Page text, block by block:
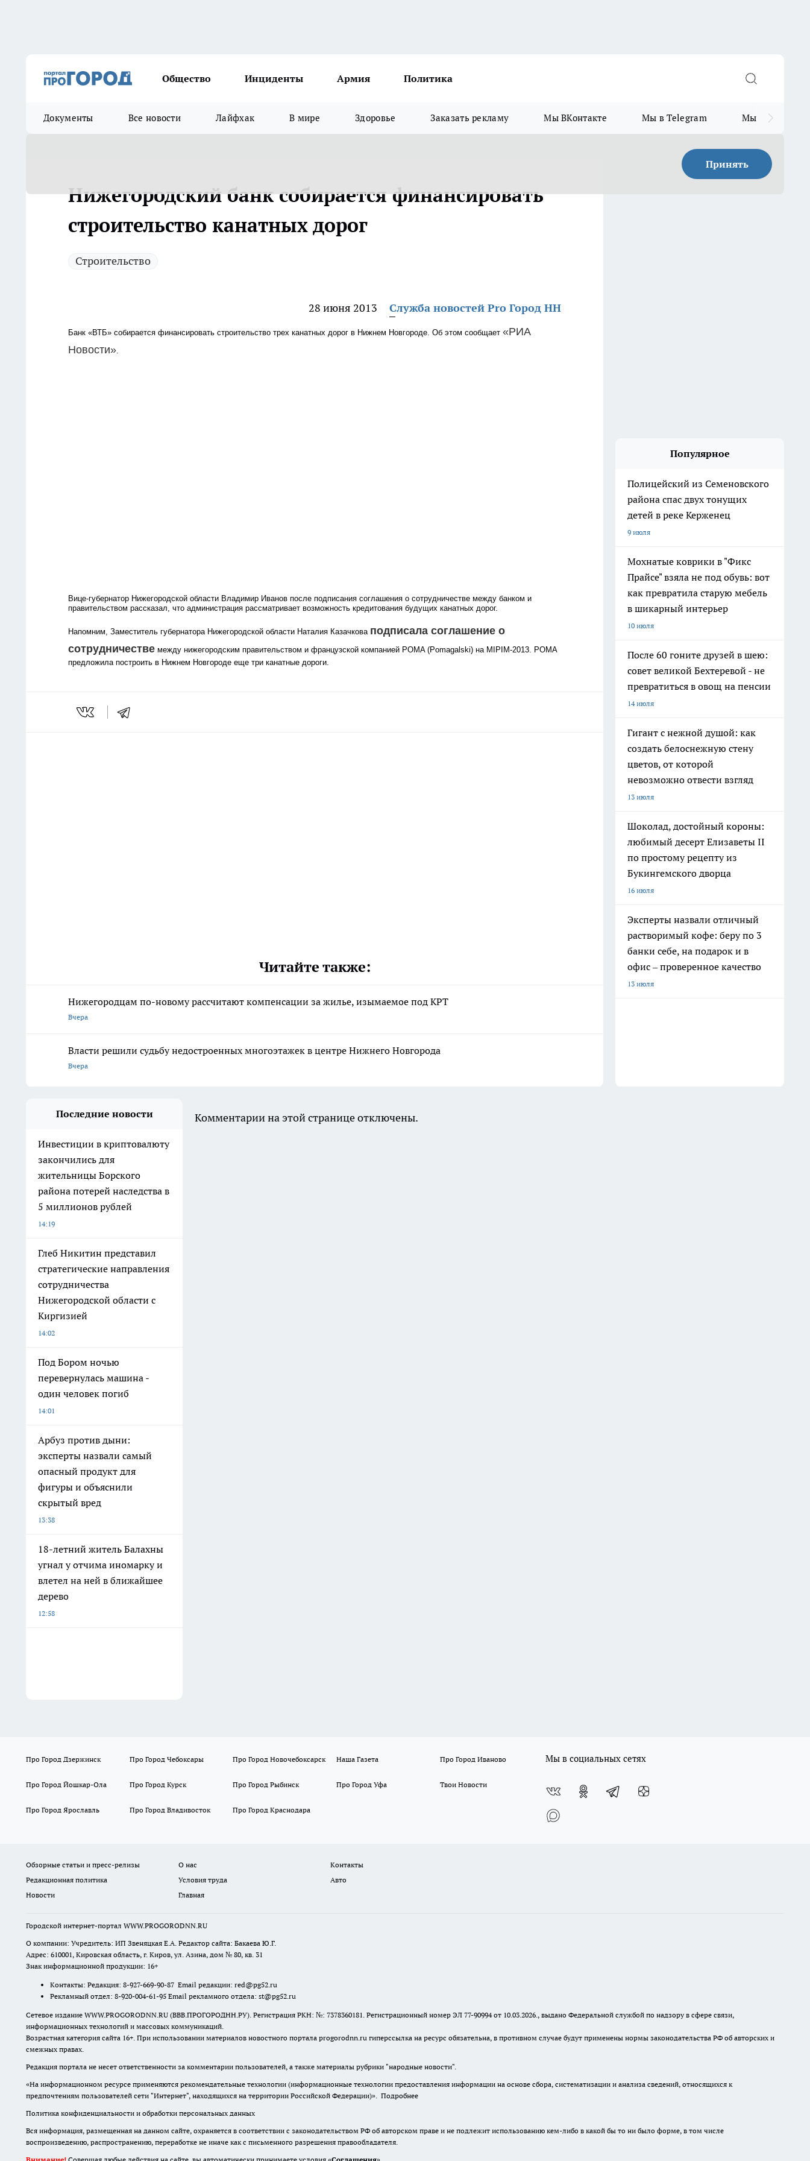
Общество Инциденты Армия Политика
Документы Все новости Лайфхак В мире Здоровье Заказать рекламу Мы ВКонтакте Мы в Telegram Мы в MAX
Принять
Нижегородский банк собирается финансировать
строительство канатных дорог
Строительство
28 июня 2013 Служба новостей Pro Город НН
Банк «ВТБ» собирается финансировать строительство трех канатных дорог в Нижнем Новгороде. Об этом сообщает «РИА
Новости».
Вице-губернатор Нижегородской области Владимир Иванов после подписания соглашения о сотрудничестве между банком и
правительством рассказал, что администрация рассматривает возможность кредитования будущих канатных дорог.
Напомним, Заместитель губернатора Нижегородской области Наталия Казачкова подписала соглашение о
сотрудничестве между нижегородским правительством и французской компанией POMA (Pomagalski) на MIPIM-2013. РОМА
предложила построить в Нижнем Новгороде еще три канатные дороги.
Читайте также:
Нижегородцам по-новому рассчитают компенсации за жилье, изымаемое под КРТ
Вчера
Власти решили судьбу недостроенных многоэтажек в центре Нижнего Новгорода
Вчера
Популярное
Полицейский из Семеновского
района спас двух тонущих
детей в реке Керженец
9 июля
Мохнатые коврики в "Фикс
Прайсе" взяла не под обувь: вот
как превратила старую мебель
в шикарный интерьер
10 июля
После 60 гоните друзей в шею:
совет великой Бехтеревой - не
превратиться в овощ на пенсии
14 июля
Гигант с нежной душой: как
создать белоснежную стену
цветов, от которой
невозможно отвести взгляд
13 июля
Шоколад, достойный короны:
любимый десерт Елизаветы II
по простому рецепту из
Букингемского дворца
16 июля
Эксперты назвали отличный
растворимый кофе: беру по 3
банки себе, на подарок и в
офис – проверенное качество
13 июля
Последние новости
Инвестиции в криптовалюту
закончились для
жительницы Борского
района потерей наследства в
5 миллионов рублей
14:19
Глеб Никитин представил
стратегические направления
сотрудничества
Нижегородской области с
Киргизией
14:02
Под Бором ночью
перевернулась машина -
один человек погиб
14:01
Арбуз против дыни:
эксперты назвали самый
опасный продукт для
фигуры и объяснили
скрытый вред
13:38
18-летний житель Балахны
угнал у отчима иномарку и
влетел на ней в ближайшее
дерево
12:58
Комментарии на этой странице отключены.
Про Город Дзержинск Про Город Чебоксары Про Город Новочебоксарск Наша Газета Про Город Иваново
Про Город Йошкар-Ола Про Город Курск Про Город Рыбинск Про Город Уфа Твои Новости
Про Город Ярославль Про Город Владивосток Про Город Краснодара
Мы в социальных сетях
Обзорные статьи и пресс-релизы О нас
Контакты
Редакционная политика
Условия труда
Авто
Новости
Главная
Городской интернет-портал WWW.PROGORODNN.RU
О компании: Учредитель: ИП Звеняцкая Е.А. Редактор сайта: Бакаева Ю.Г.
Адрес: 610001, Кировская область, г. Киров, ул. Азина, дом № 80, кв. 31
Знак информационной продукции: 16+
Контакты: Редакция: 8-927-669-90-87 Email редакции: red@pg52.ru
Рекламный отдел: 8-920-004-61-95 Email рекламного отдела: st@pg52.ru
Сетевое издание WWW.PROGORODNN.RU (ВВВ.ПРОГОРОДНН.РУ). Регистрация РКН: №: 7378360181. Регистрационный номер ЭЛ 77-90994 от 10.03.2026., выдано Федеральной службой по надзору в сфере связи,
информационных технологий и массовых коммуникаций.
Возрастная категория сайта 16+. При использовании материалов новостного портала progorodnn.ru гиперссылка на ресурс обязательна, в противном случае будут применены нормы законодательства РФ об авторских и
смежных правах.
Редакция портала не несет ответственности за комментарии пользователей, а также материалы рубрики "народные новости".
«На информационном ресурсе применяются рекомендательные технологии (информационные технологии предоставления информации на основе сбора, систематизации и анализа сведений, относящихся к
предпочтениям пользователей сети "Интернет", находящихся на территории Российской Федерации)». Подробнее
Политика конфиденциальности и обработки персональных данных
Вся информация, размещенная на данном сайте, охраняется в соответствии с законодательством РФ об авторском праве и не подлежит использованию кем-либо в какой бы то ни было форме, в том числе
воспроизведению, распространению, переработке не иначе как с письменного разрешения правообладателя.